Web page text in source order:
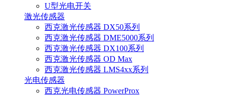
U型光电开关
激光传感器
西克激光传感器 DX50系列
西克激光传感器 DME5000系列
西克激光传感器 DX100系列
西克激光传感器 OD Max
西克激光传感器 LMS4xx系列
光电传感器
西克光电传感器 PowerProx